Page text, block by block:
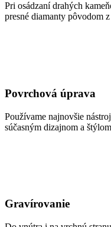
Pri osádzaní drahých
presné diamanty pôvodom
Povrchová úprava
Používame najnovšie
súčasným dizajnom a
Gravírovanie